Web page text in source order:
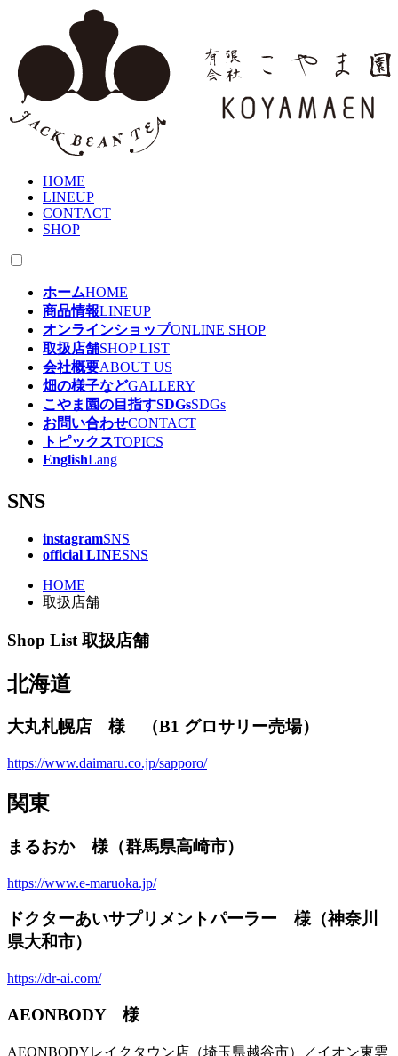
HOME
LINEUP
CONTACT
SHOP
ホームHOME
商品情報LINEUP
オンラインショップONLINE SHOP
取扱店舗SHOP LIST
会社概要ABOUT US
畑の様子などGALLERY
こやま園の目指すSDGsSDGs
お問い合わせCONTACT
トピックスTOPICS
EnglishLang
SNS
instagramSNS
official LINESNS
HOME
取扱店舗
Shop List 取扱店舗
北海道
大丸札幌店 様 （B1 グロサリー売場）
https://www.daimaru.co.jp/sapporo/
関東
まるおか 様（群馬県高崎市）
https://www.e-maruoka.jp/
ドクターあいサプリメントパーラー 様（神奈川
県大和市）
https://dr-ai.com/
AEONBODY 様
AEONBODYレイクタウン店（埼玉県越谷市）／イオン東雲